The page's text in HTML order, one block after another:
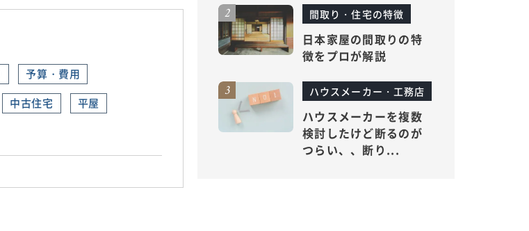
予算・費用
中古住宅
平屋
間取り・住宅の特徴
日本家屋の間取りの特
徴をプロが解説
ハウスメーカー・工務店
ハウスメーカーを複数
検討したけど断るのが
つらい、、断り...